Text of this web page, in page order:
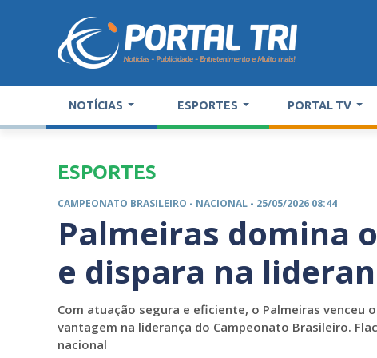
NOTÍCIAS ESPORTES PORTAL TV
ESPORTES
CAMPEONATO BRASILEIRO - NACIONAL - 25/05/2026 08:44
Palmeiras domina
e dispara na
Com atuação segura e eficiente, o Palmeiras venceu
vantagem na liderança do Campeonato Brasileiro.
nacional